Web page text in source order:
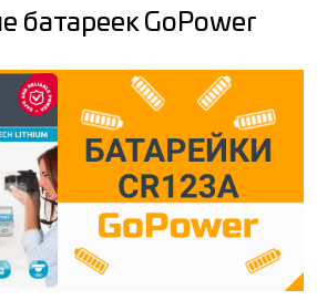
батареек GoPower